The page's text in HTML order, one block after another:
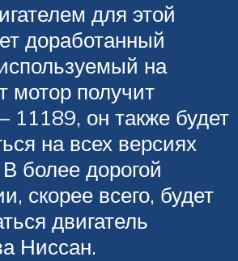
для этой
доработанный
на
мотор получит
11189, он также будет
на всех версиях
более дорогой
скорее всего, будет
двигатель
Ниссан.